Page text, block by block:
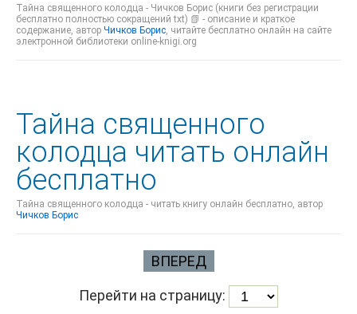
Тайна священного колодца - Чичков Борис (книги без регистрации
бесплатно полностью сокращений txt) 📗 - описание и краткое
содержание, автор Чичков Борис, читайте бесплатно онлайн на сайте
электронной библиотеки online-knigi.org
Тайна священного
колодца читать онлайн
бесплатно
Тайна священного колодца - читать книгу онлайн бесплатно, автор
Чичков Борис
ВПЕРЕД
Перейти на страницу: